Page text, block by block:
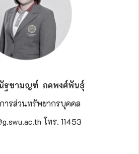
ฐชามญฑ์ ภคพงศ์พันธุ์
ารส่วนทรัพยากรบุคคล
โทร. 11453